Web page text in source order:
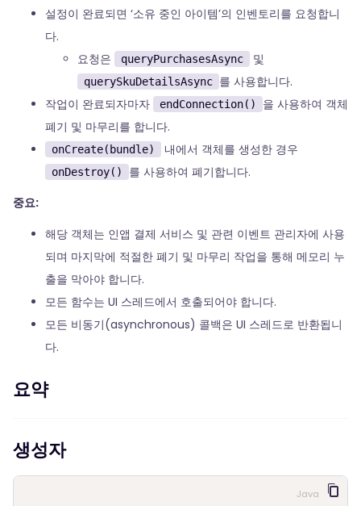
설정이 완료되면 ‘소유 중인 아이템’의 인벤토리를 요청합니
다.
요청은
queryPurchasesAsync 및
querySkuDetailsAsync 를 사용합니다.
작업이 완료되자마자
endConnection()
을 사용하여 객체
폐기 및 마무리를 합니다.
onCreate(bundle) 내에서 객체를 생성한 경우
onDestroy()
를 사용하여 폐기합니다.
중요:
해당 객체는 인앱 결제 서비스 및 관련 이벤트 관리자에 사용
되며 마지막에 적절한 폐기 및 마무리 작업을 통해 메모리 누
출을 막아야 합니다.
모든 함수는 UI 스레드에서 호출되어야 합니다.
모든 비동기(asynchronous) 콜백은 UI 스레드로 반환됩니
다.
요약
생성자
Java